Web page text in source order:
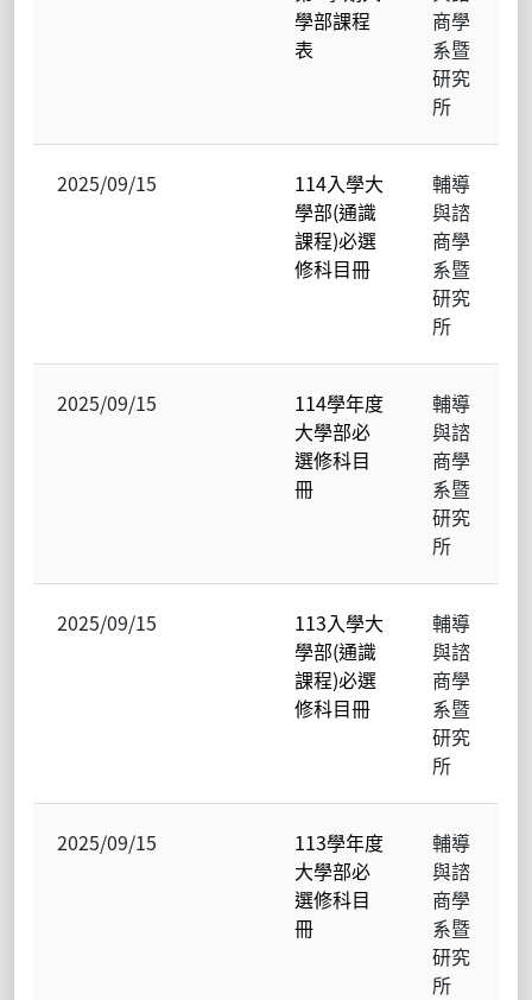
學部課程
表
商學
系暨
研究
所
2025/09/15
114入學大
學部(通識
課程)必選
修科目冊
輔導
與諮
商學
系暨
研究
所
2025/09/15
114學年度
大學部必
選修科目
冊
輔導
與諮
商學
系暨
研究
所
2025/09/15
113入學大
學部(通識
課程)必選
修科目冊
輔導
與諮
商學
系暨
研究
所
2025/09/15
113學年度
大學部必
選修科目
冊
輔導
與諮
商學
系暨
研究
所